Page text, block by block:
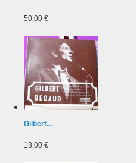
50,00 €
Gilbert...
18,00 €